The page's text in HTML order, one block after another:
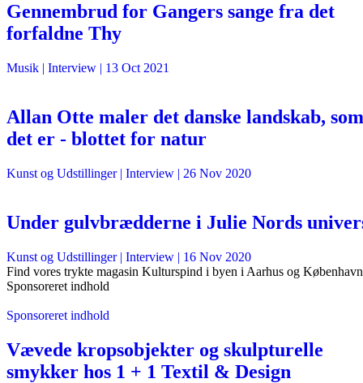
Gennembrud for Gangers sange fra det
forfaldne Thy
Musik | Interview | 13 Oct 2021
Allan Otte maler det danske landskab, som
det er - blottet for natur
Kunst og Udstillinger| Interview | 26 Nov 2020
Under gulvbrædderne i Julie Nords
Kunst og Udstillinger| Interview | 16 Nov 2020
Find vores trykte magasin Kulturspind i byen i Aarhus og København
Sponsoreret indhold
Sponsoreret indhold
Vævede kropsobjekter og skulpturelle
smykker hos 1 + 1 Textil & Design